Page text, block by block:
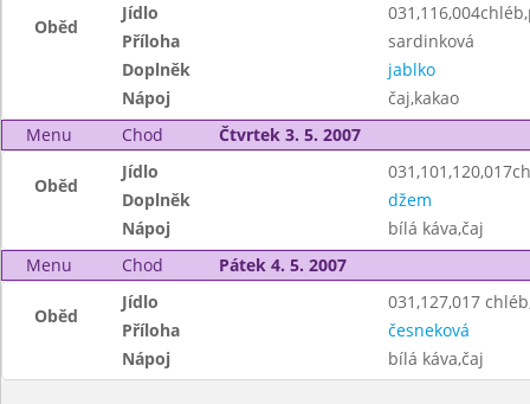
Oběd
Jídlo
Příloha
sardinková
Doplněk
jablko
Nápoj
čaj,kakao
Menu
Chod Čtvrtek 3. 5. 2007
Oběd
Jídlo
Doplněk
džem
Nápoj
bílá káva,čaj
Menu
Chod Pátek 4. 5. 2007
Oběd
Jídlo
031,127,017
Příloha
česneková
Nápoj
bílá káva,čaj